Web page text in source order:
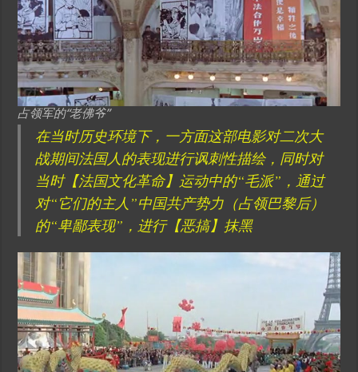
占领军的“老佛爷”
在当时历史环境下，一方面这部电影对二次大
战期间法国人的表现进行讽刺性描绘，同时对
当时【法国文化革命】运动中的“毛派”，通过
对“它们的主人”中国共产势力（占领巴黎后）
的“卑鄙表现”，进行【恶搞】抹黑